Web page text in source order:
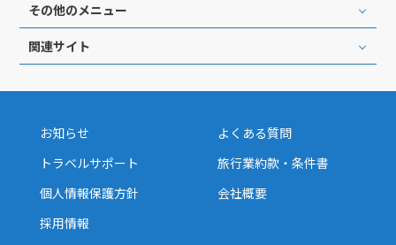
その他のメニュー
関連サイト
お知らせ
よくある質問
トラベルサポート
旅行業約款・条件書
個人情報保護方針
会社概要
採用情報